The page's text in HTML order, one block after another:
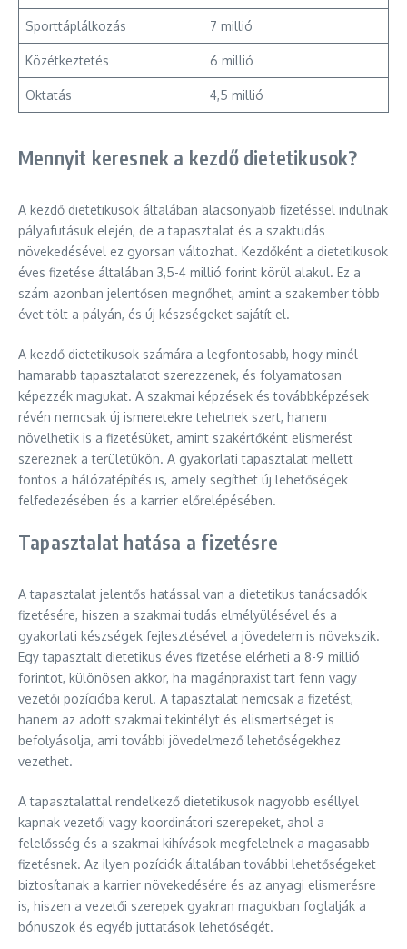
Sporttáplálkozás 7 millió
Közétkeztetés 6 millió
Oktatás 4,5 millió
Mennyit keresnek a kezdő dietetikusok?
A kezdő dietetikusok általában alacsonyabb fizetéssel indulnak
pályafutásuk elején, de a tapasztalat és a szaktudás
növekedésével ez gyorsan változhat. Kezdőként a dietetikusok
éves fizetése általában 3,5-4 millió forint körül alakul. Ez a
szám azonban jelentősen megnőhet, amint a szakember több
évet tölt a pályán, és új készségeket sajátít el.
A kezdő dietetikusok számára a legfontosabb, hogy minél
hamarabb tapasztalatot szerezzenek, és folyamatosan
képezzék magukat. A szakmai képzések és továbbképzések
révén nemcsak új ismeretekre tehetnek szert, hanem
növelhetik is a fizetésüket, amint szakértőként elismerést
szereznek a területükön. A gyakorlati tapasztalat mellett
fontos a hálózatépítés is, amely segíthet új lehetőségek
felfedezésében és a karrier előrelépésében.
Tapasztalat hatása a fizetésre
A tapasztalat jelentős hatással van a dietetikus tanácsadók
fizetésére, hiszen a szakmai tudás elmélyülésével és a
gyakorlati készségek fejlesztésével a jövedelem is növekszik.
Egy tapasztalt dietetikus éves fizetése elérheti a 8-9 millió
forintot, különösen akkor, ha magánpraxist tart fenn vagy
vezetői pozícióba kerül. A tapasztalat nemcsak a fizetést,
hanem az adott szakmai tekintélyt és elismertséget is
befolyásolja, ami további jövedelmező lehetőségekhez
vezethet.
A tapasztalattal rendelkező dietetikusok nagyobb eséllyel
kapnak vezetői vagy koordinátori szerepeket, ahol a
felelősség és a szakmai kihívások megfelelnek a magasabb
fizetésnek. Az ilyen pozíciók általában további lehetőségeket
biztosítanak a karrier növekedésére és az anyagi elismerésre
is, hiszen a vezetői szerepek gyakran magukban foglalják a
bónuszok és egyéb juttatások lehetőségét.